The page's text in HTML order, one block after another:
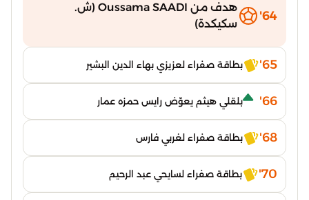
64'
هدف من Oussama SAADI (ش.
سكيكدة)
65' بطاقة صفراء لعزيزي بهاء الدين البشير
66' بلقلي هيثم يعوّض رايس حمزه عمار
68' بطاقة صفراء لغربي فارس
70' بطاقة صفراء لسايحي عبد الرحيم